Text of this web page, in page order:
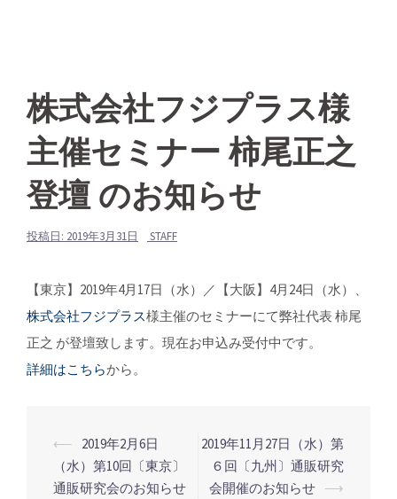
株式会社フジプラス様
主催セミナー 柿尾正之
登壇 のお知らせ
投稿日: 2019年3月31日 STAFF
【東京】2019年4月17日（水）／【大阪】4月24日（水）、
株式会社フジプラス様主催のセミナーにて弊社代表 柿尾
正之 が登壇致します。現在お申込み受付中です。
詳細はこちらから。
投
稿
⟵
2019年2月6日
（水）第10回〔東京〕
通販研究会のお知らせ
2019年11月27日（水）第
６回〔九州〕通販研究
会開催のお知らせ ⟶